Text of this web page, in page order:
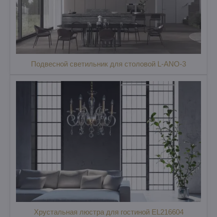
Подвесной светильник для столовой L-ANO-3
Хрустальная люстра для гостиной EL216604